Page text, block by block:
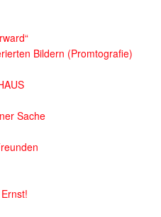
Bildern (Promtografie)
Sache